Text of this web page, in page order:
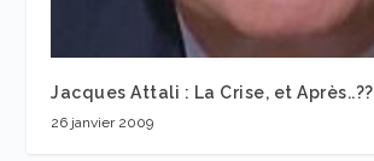
Jacques Attali : La Crise, et Après..??
26 janvier 2009